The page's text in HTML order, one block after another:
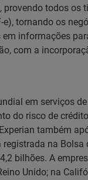
provendo todos
tornando os
informações
com a
em serviços
do risco de
também
na
bilhões. A
Unido; na